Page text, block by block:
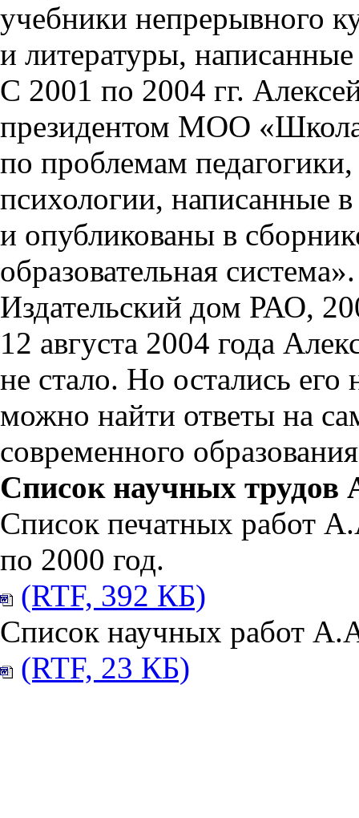
учебники непрерывного
и литературы,
С 2001 по 2004 гг.
президентом МОО «Школа
по проблемам
психологии, написанные
и опубликованы в
образовательная
Издательский дом РАО,
12 августа 2004 года
не стало. Но остались
можно найти ответы на
современного
Список научных трудов
Список печатных работ
по 2000 год.
(RTF, 392 КБ)
Список научных работ
(RTF, 23 КБ)